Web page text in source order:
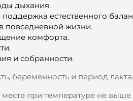
дыхания.
естественного
повседневной жизни.
комфорта.
и собранности.
беременность и период
при температуре не выше